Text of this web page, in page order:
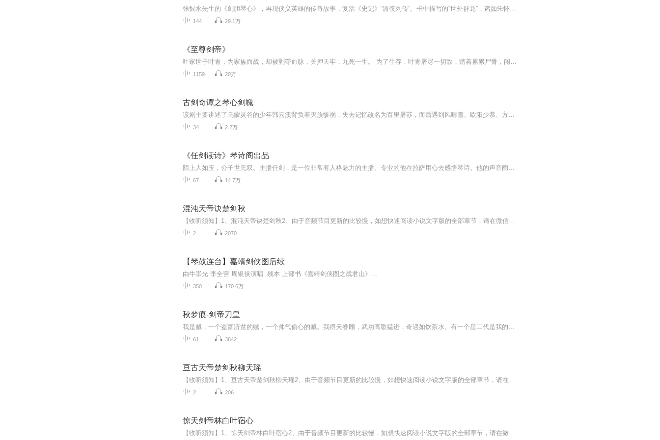
张恨水先生的《剑胆琴心》，再现侠义英雄的传奇故事，复活《史记》“游侠列传”。书中描写的“世外群龙”，诸如朱怀亮、张道人、于婆婆，在太平天国革命之后，隐身江湖，游走于草莽之间，行侠仗义、打抱不平。书中着重技艺的描写朴实自然，与金庸博大精深...
144 29.1万
《至尊剑帝》
叶家世子叶青，为家族而战，却被剥夺血脉，关押天牢，九死一生。 为了生存，叶青屠尽一切敌，踏着累累尸骨，闯出天牢，强势归来！ 一朝觉醒逆天血脉，参悟无上剑道，成绝世剑修！ 欠我的，你们都要还回来！
1159 20万
古剑奇谭之琴心剑魄
该剧主要讲述了乌蒙灵谷的少年韩云溪背负着灭族惨祸，失去记忆改名为百里屠苏，而后遇到风晴雪、欧阳少恭、方兰生等人展开一系列传奇故事。
34 2.2万
《任剑读诗》琴诗阁出品
陌上人如玉，公子世无双。主播任剑，是一位非常有人格魅力的主播。专业的他在拉萨用心去感悟琴诗。他的声音阐释的琴诗让人绕梁三日。原创诗人梨琴：自由诗人。所创诗歌统称琴诗。作品收集于微信公众号：琴诗阁。粉丝尊称：琴阁主。代表作《故乡》《幻觉》...
67 14.7万
混沌天帝诀楚剑秋
【收听须知】1、混沌天帝诀楚剑秋2、由于音频节目更新的比较慢，如想快速阅读小说文字版的全部章节，请在微信中搜索公/众/号【黑葡萄文学】，关注后，并在公/众/号中回复：【986】，便可快速阅读小说文字版全集。（注意：需要在公/众/号中回复才有效哦）
2 2070
【琴鼓连台】嘉靖剑侠图后续
由牛崇光 李全营 周银侠演唱 残本 上部书《嘉靖剑侠图之战君山》...
350 170.6万
秋梦痕-剑帝刀皇
我是贼，一个盗富济贫的贼，一个帅气偷心的贼。我得天眷顾，武功高歌猛进，奇遇如饮茶水。有一个星二代是我的迷妹，她心地善良，阅历丰富，帮我闯过龙潭虎穴，走出遍地荆棘。可是，我还有其他迷妹，她们也都不错，我该怎么办？难道全部拿下？我是义贼，需...
61 3842
亘古天帝楚剑秋柳天瑶
【收听须知】1、亘古天帝楚剑秋柳天瑶2、由于音频节目更新的比较慢，如想快速阅读小说文字版的全部章节，请在微信中搜索公/众/号【毛毛虫文学】，关注后，并在公/众/号中回复：【881】，便可快速阅读小说文字版全集。（注意：需要在公/众/号中回复才有效哦）
2 206
惊天剑帝林白叶宿心
【收听须知】1、惊天剑帝林白叶宿心2、由于音频节目更新的比较慢，如想快速阅读小说文字版的全部章节，请在微信中搜索公/众/号【毛毛虫文学】，关注后，并在公/众/号中回复：【1086】，便可快速阅读小说文字版全集。（注意：需要在公/众/号中回复才有效哦）